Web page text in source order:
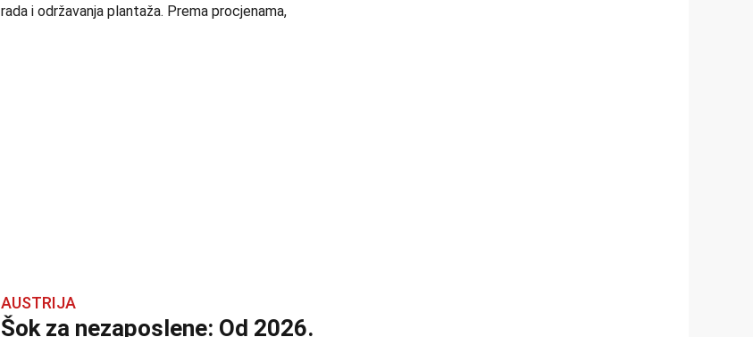
rada i održavanja plantaža. Prema procjenama,
AUSTRIJA
Šok za nezaposlene: Od 2026.